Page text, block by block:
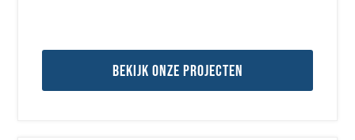
Bekijk onze projecten